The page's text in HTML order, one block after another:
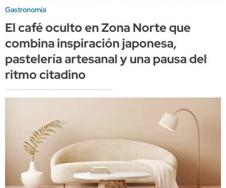
Gastronomía
El café oculto en Zona Norte que
combina inspiración japonesa,
pastelería artesanal y una pausa del
ritmo citadino